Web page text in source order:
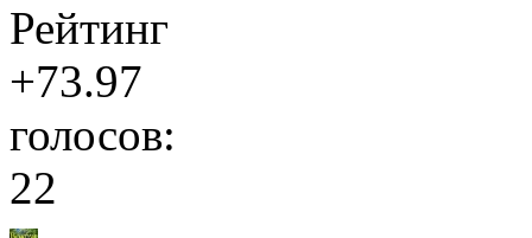
Рейтинг
+73.97
голосов:
22